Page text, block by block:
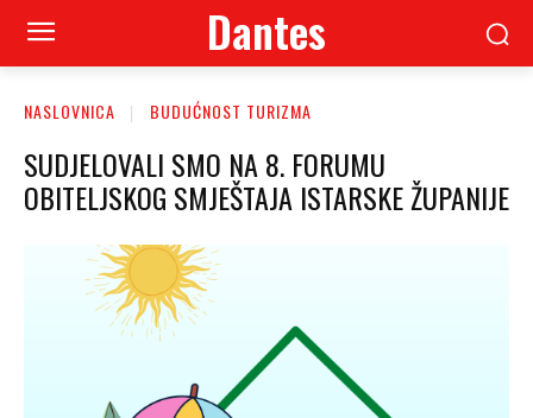
Dantes
NASLOVNICA BUDUĆNOST TURIZMA
SUDJELOVALI SMO NA 8. FORUMU
OBITELJSKOG SMJEŠTAJA ISTARSKE ŽUPANIJE